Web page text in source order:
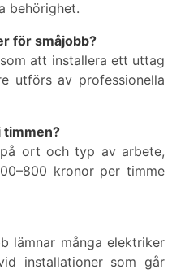
behörighet.
för småjobb?
att installera ett uttag
utförs av professionella
timmen?
ort och typ av arbete,
kronor per timme
lämnar många elektriker
installationer som går